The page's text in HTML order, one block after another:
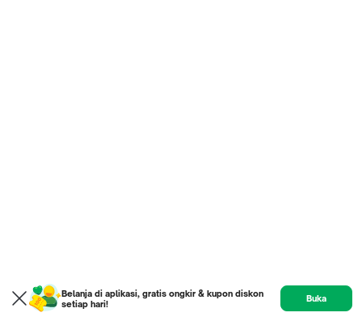
Belanja di aplikasi, gratis ongkir & kupon diskon
setiap hari!
Buka